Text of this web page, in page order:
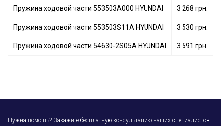
Пружина ходовой части 553503A000 HYUNDAI 3 268 грн.
Пружина ходовой части 553503S11A HYUNDAI 3 530 грн.
Пружина ходовой части 54630-2S05A HYUNDAI 3 591 грн.
Нужна помощь? Закажите бесплатную консультацию наших специалистов.